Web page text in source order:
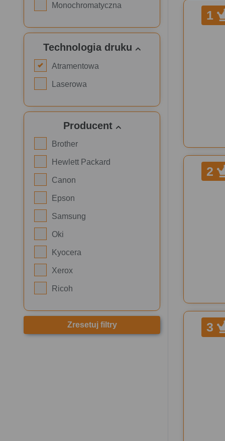
Monochromatyczna
Technologia druku
Atramentowa
Laserowa
Producent
Brother
Hewlett Packard
Canon
Epson
Samsung
Oki
Kyocera
Xerox
Ricoh
Zresetuj filtry
1
2
3